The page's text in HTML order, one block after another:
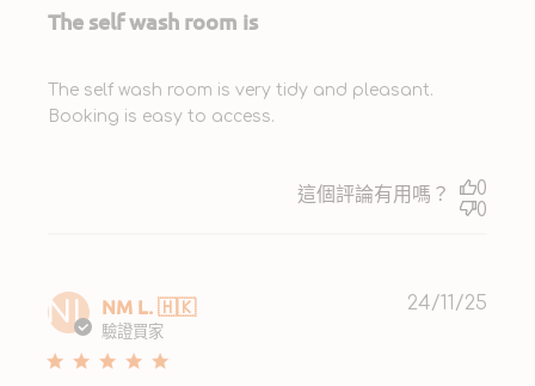
The self wash room is
The self wash room is very tidy and pleasant.
Booking is easy to access.
這個評論有用嗎？
0
0
NL NM L. 🇭🇰
驗證買家
24/11/25